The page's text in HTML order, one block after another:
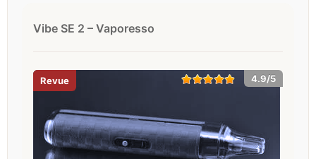
Vibe SE 2 – Vaporesso
4.9/5